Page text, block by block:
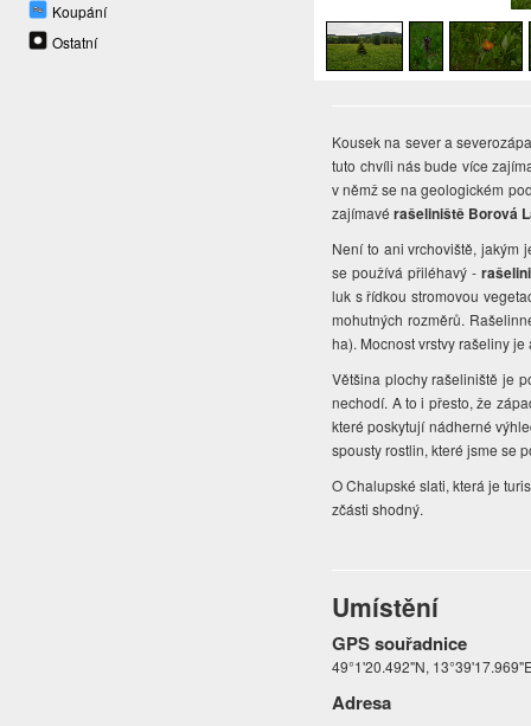
Koupání
Ostatní
Kousek na sever a
tuto chvíli nás bude více
v němž se na geologickém
zajímavérašeliniště Borová
Není to ani vrchoviště, jakým
se používá přiléhavý -
luk s řídkou stromovou
mohutných rozměrů.
ha). Mocnost vrstvy rašeliny je
Většina plochy rašeliniště je
nechodí. A to i přesto, že
které poskytují nádherné
spousty rostlin, které jsme se
O Chalupské slati, která je
zčásti shodný.
Umístění
GPS souřadnice
49°1'20.492"N,
Adresa